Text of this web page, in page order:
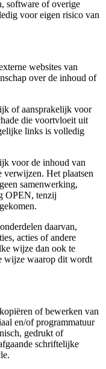
software of overige
voor eigen risico van
websites van
over de inhoud of
of aansprakelijk voor
die voortvloeit uit
links is volledig
voor de inhoud van
verwijzen. Het plaatsen
samenwerking,
OPEN, tenzij
daarvan,
acties of andere
wijze dan ook te
wijze waarop dit wordt
of bewerken van
en/of programmatuur
gedrukt of
schriftelijke